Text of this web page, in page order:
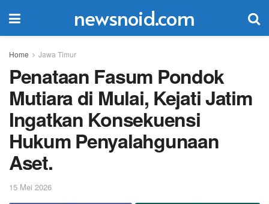
newsnoid.com
Home Jawa Timur
Penataan Fasum Pondok
Mutiara di Mulai, Kejati Jatim
Ingatkan Konsekuensi
Hukum Penyalahgunaan
Aset.
15 Mei 2026